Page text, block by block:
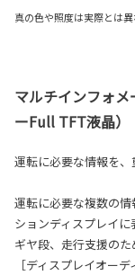
真の色や照度は実際とは異
マルチインフォ
ーFull TFT液晶）
運転に必要な情報を、
運転に必要な複数の
ションディスプレイ
ギヤ段、走行支援の
［ディスプレイオー